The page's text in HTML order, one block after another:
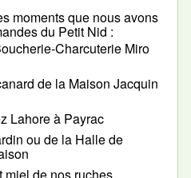
moments que nous avons
du Petit Nid :
Charcuterie Miro
de la Maison Jacquin
Lahore à Payrac
ou de la Halle de
miel de nos ruches